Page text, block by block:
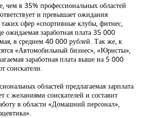
чем в 35% профессиональных областей
и превышает ожидания
сфер «спортивные клубы, фитнес,
ожидаемая заработная плата 35 000
в среднем 40 000 рублей. Так же, к
«Автомобильный бизнес», «Юристы»,
заработная плата выше на 5 000
соискатели.
областей предлагаемая зарплата
с желаниями соискателей и составит
в области «Домашний персонал»,